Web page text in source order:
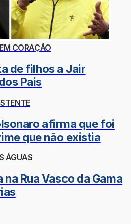
CORAÇÃO
de filhos a Jair
Pais
afirma que foi
que não existia
ÁGUAS
Rua Vasco da Gama